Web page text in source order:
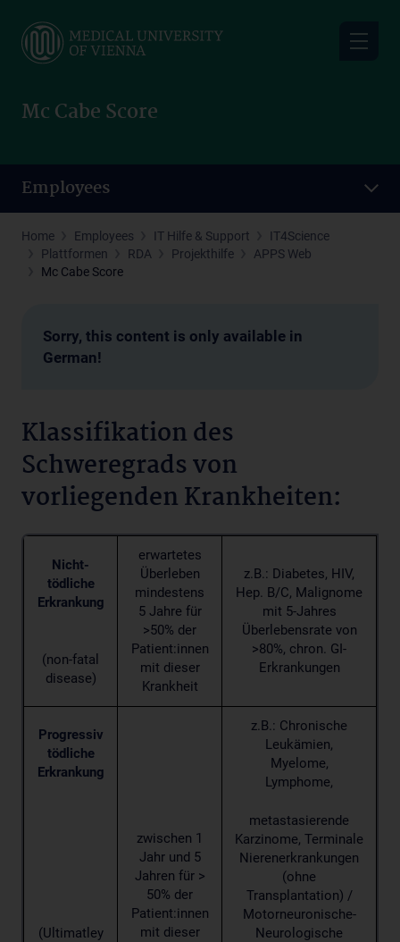
main
Mc Cabe Score
Employees
Home Employees IT Hilfe & Support
IT4Science
Plattformen
RDA Projekthilfe
APPS Web
Mc Cabe Score
Sorry, this content is only available in
German!
Klassifikation des
Schweregrads von
vorliegenden Krankheiten:
Nicht-
tödliche
Erkrankung
erwartetes
Überleben
mindestens
5 Jahre für
>50% der
Patient:innen
mit dieser
Krankheit
z.B.: Diabetes, HIV,
Hep. B/C, Malignome
mit 5-Jahres
Überlebensrate von
>80%, chron. GI-
Erkrankungen
(non-fatal
disease)
Progressiv
tödliche
Erkrankung
zwischen 1
Jahr und 5
Jahren für >
50% der
Patient:innen
mit dieser
z.B.: Chronische
Leukämien,
Myelome,
Lymphome,
(Ultimatley
metastasierende
Karzinome, Terminale
Nierenerkrankungen
(ohne
Transplantation) /
Motorneuronische-
Neurologische